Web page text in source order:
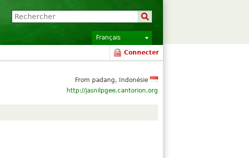
Français
Connecter
From padang, Indonésie
http://jasnilpgee.cantorion.org